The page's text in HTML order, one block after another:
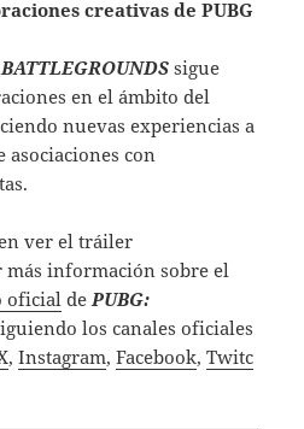
creativas de PUBG
sigue
en el ámbito del
nuevas experiencias a
con
ver el tráiler
más información sobre el
oficial de PUBG:
los canales oficiales
,Instagram,Facebook,Twitc